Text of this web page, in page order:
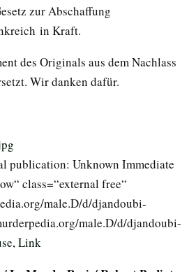
zur Abschaffung
in Kraft.
des Originals aus dem Nachlass
Wir danken dafür.
publication: Unknown Immediate
class=“external free“
male.D/d/djandoubi-
male.D/d/djandoubi-
, Link